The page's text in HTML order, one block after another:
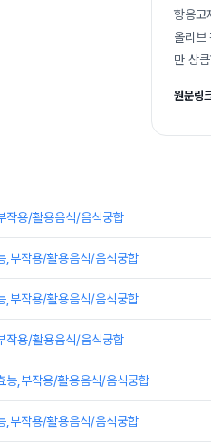
항응고
올리브
만 상
원문링
작용/활용음식/음식궁합
,부작용/활용음식/음식궁합
,부작용/활용음식/음식궁합
작용/활용음식/음식궁합
능,부작용/활용음식/음식궁합
,부작용/활용음식/음식궁합